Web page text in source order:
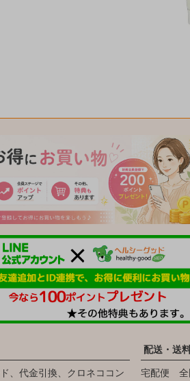
、代金引換、クロネココン
配送・送
宅配便 全